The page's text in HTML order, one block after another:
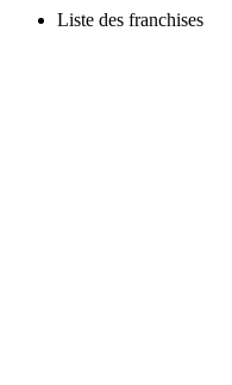
Liste des franchises